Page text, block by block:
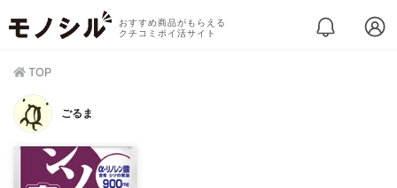
おすすめ商品がもらえる
クチコミポイ活サイト
TOP
ごるま